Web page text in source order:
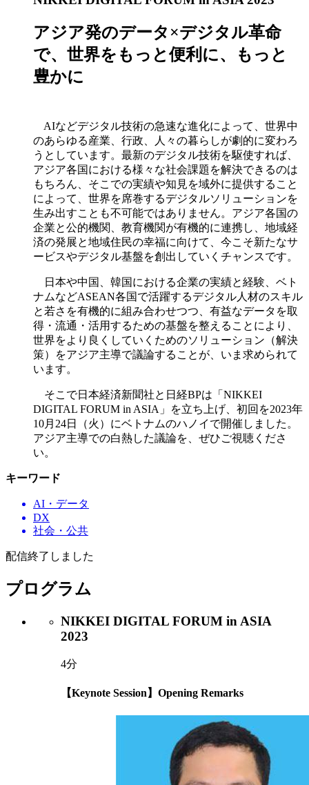
アジア発のデータ×デジタル革命
で、世界をもっと便利に、もっと
豊かに
AIなどデジタル技術の急速な進化によって、世界中
のあらゆる産業、行政、人々の暮らしが劇的に変わろ
うとしています。最新のデジタル技術を駆使すれば、
アジア各国における様々な社会課題を解決できるのは
もちろん、そこでの実績や知見を域外に提供すること
によって、世界を席巻するデジタルソリューションを
生み出すことも不可能ではありません。アジア各国の
企業と公的機関、教育機関が有機的に連携し、地域経
済の発展と地域住民の幸福に向けて、今こそ新たなサ
ービスやデジタル基盤を創出していくチャンスです。
日本や中国、韓国における企業の実績と経験、ベト
ナムなどASEAN各国で活躍するデジタル人材のスキル
と若さを有機的に組み合わせつつ、有益なデータを取
得・流通・活用するための基盤を整えることにより、
世界をより良くしていくためのソリューション（解決
策）をアジア主導で議論することが、いま求められて
います。
そこで日本経済新聞社と日経BPは「NIKKEI
DIGITAL FORUM in ASIA」を立ち上げ、初回を2023年
10月24日（火）にベトナムのハノイで開催しました。
アジア主導での白熱した議論を、ぜひご視聴くださ
い。
キーワード
AI・データ
DX
社会・公共
配信終了しました
プログラム
NIKKEI DIGITAL FORUM in ASIA
2023
4分
【Keynote Session】Opening Remarks